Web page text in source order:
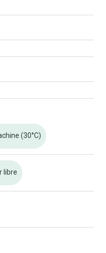
(30°C)
libre